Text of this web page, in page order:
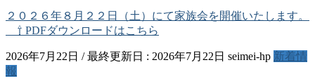
２０２６年８月２２日（土）にて家族会を開催いたします。
⇧ PDFダウンロードはこちら
2026年7月22日 / 最終更新日 : 2026年7月22日 seimei-hp 新着情
報